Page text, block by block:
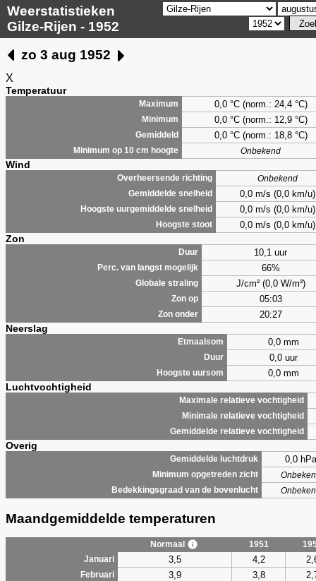
Weerstatistieken
Gilze-Rijen - 1952
zo 3 aug 1952
X
Temperatuur
Maximum 0,0 °C (norm.: 24,4 °C)
Minimum 0,0 °C (norm.: 12,9 °C)
Gemiddeld 0,0 °C (norm.: 18,8 °C)
Minimum op 10 cm hoogte Onbekend
Wind
Overheersende richting
Onbekend
Gemiddelde snelheid
0,0 m/s (0,0 km/u)
Hoogste uurgemiddelde snelheid 0,0 m/s (0,0 km/u)
Hoogste stoot 0,0 m/s (0,0 km/u)
Zon
Duur 10,1 uur
Perc. van langst mogelijk 66%
Globale straling J/cm² (0,0 W/m²)
Zon op 05:03
Zon onder 20:27
Neerslag
Etmaalsom 0,0 mm
Duur 0,0 uur
Hoogste uursom 0,0 mm
Luchtvochtigheid
Maximale relatieve vochtigheid
Minimale relatieve vochtigheid
Gemiddelde relatieve vochtigheid
Overig
Gemiddelde luchtdruk 0,0 hPa
Minimum opgetreden zicht
Bedekkingsgraad van de bovenlucht
Maandgemiddelde temperaturen
Normaal 1951
Januari
3,5 4,2
Februari 3,9 3,8